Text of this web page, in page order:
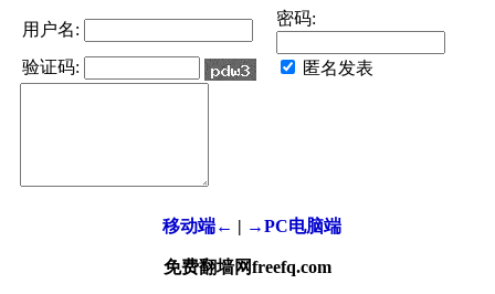
用户名:
密码:
验证码: 匿名发表
移动端← | →PC电脑端
免费翻墙网freefq.com